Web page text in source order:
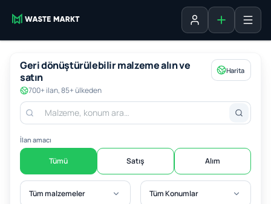
Oturum açListe ekle
Geri dönüştürülebilir malzeme alın ve
satın
700+ ilan, 85+ ülkeden
Harita
İlan amacı
Tümü Satış Alım
Tüm malzemeler Tüm Konumlar